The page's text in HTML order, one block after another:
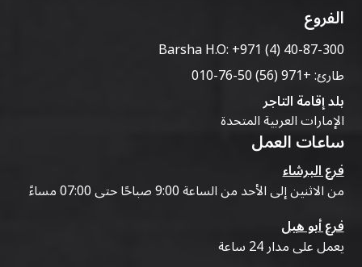
الفروع
Barsha H.O:+971 (4) 40-87-300
طارئ:+971 (56) 50-76-010
بلد إقامة التاجر
الإمارات العربية المتحدة
ساعات العمل
فرع البرشاء
من الاثنين إلى الأحد من الساعة 9:00 صباحًا حتى 07:00 مساءً
فرع أبو هيل
يعمل على مدار 24 ساعة